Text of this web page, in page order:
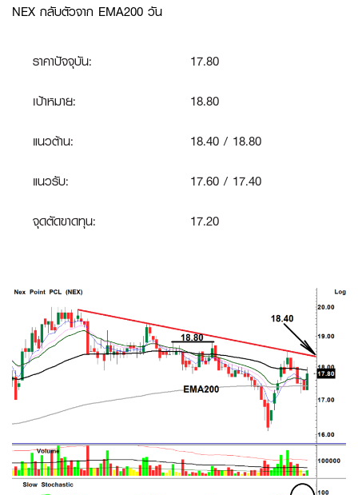
NEX กลับตัวจาก EMA200 วัน
ราคาปัจจุบัน:
17.80
เป้าหมาย:
18.80
แนวต้าน:
18.40 / 18.80
แนวรับ:
17.60 / 17.40
จุดตัดขาดทุน: 17.20